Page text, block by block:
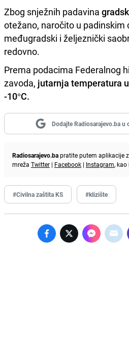
Zbog snježnih padavina
otežano, naročito u padinskim
međugradski i željeznički
redovno.
Prema podacima Federalnog
zavoda, jutarnja temperatura
-10°C.
Dodajte Radiosarajevo.ba u
Radiosarajevo.bapratite putem aplikacije
mreža Twitter | Facebook | Instagram,
#Civilna zaštita KS #klizište